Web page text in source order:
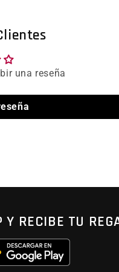
una reseña
Y RECIBE TU